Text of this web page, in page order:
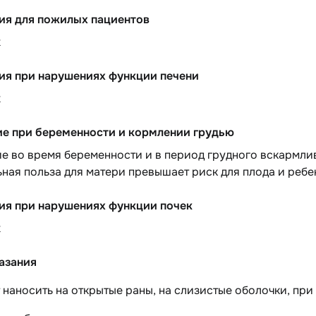
для пожилых пациентов
при нарушениях функции печени
при беременности и кормлении грудью
во время беременности и в период грудного
польза для матери превышает риск для плода и
при нарушениях функции почек
на открытые раны, на слизистые оболочки,